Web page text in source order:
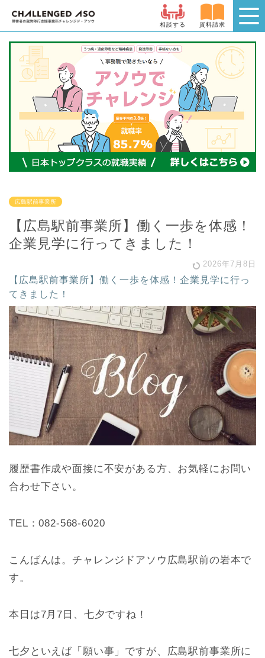
相談する 資料請求
広島駅前事業所
【広島駅前事業所】働く一歩を体感！
企業見学に行ってきました！
2026年7月8日
【広島駅前事業所】働く一歩を体感！企業見学に行っ
てきました！
履歴書作成や面接に不安がある方、お気軽にお問い
合わせ下さい。
TEL：082-568-6020
こんばんは。チャレンジドアソウ広島駅前の岩本で
す。
本日は7月7日、七夕ですね！
七夕といえば「願い事」ですが、広島駅前事業所に